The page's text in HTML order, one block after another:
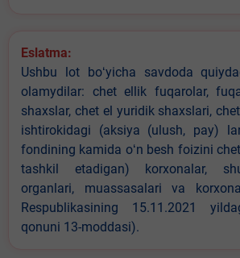
Eslatma:
Ushbu lot boʻyicha savdoda
olamydilar: chet ellik fuqarolar,
shaxslar, chet el yuridik shaxslari,
ishtirokidagi (aksiya (ulush, pay)
fondining kamida oʻn besh foizini
tashkil etadigan) korxonalar,
organlari, muassasalari va
Respublikasining 15.11.2021
qonuni 13-moddasi).